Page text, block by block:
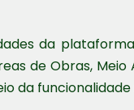
da
de Obras, Meio
da funcionalidade